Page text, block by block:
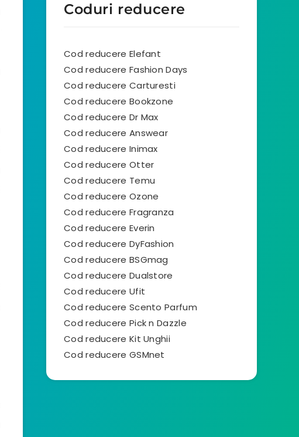
Coduri reducere
Cod reducere Elefant
Cod reducere Fashion Days
Cod reducere Carturesti
Cod reducere Bookzone
Cod reducere Dr Max
Cod reducere Answear
Cod reducere Inimax
Cod reducere Otter
Cod reducere Temu
Cod reducere Ozone
Cod reducere Fragranza
Cod reducere Everin
Cod reducere DyFashion
Cod reducere BSGmag
Cod reducere Dualstore
Cod reducere Ufit
Cod reducere Scento Parfum
Cod reducere Pick n Dazzle
Cod reducere Kit Unghii
Cod reducere GSMnet